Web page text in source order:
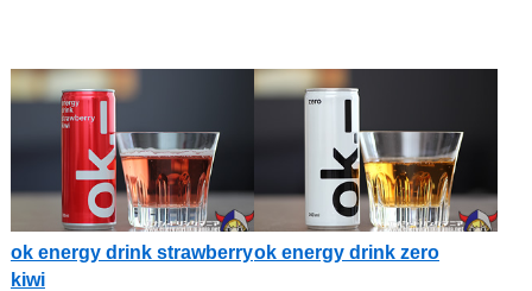
ok energy drink strawberry
kiwi
ok energy drink zero